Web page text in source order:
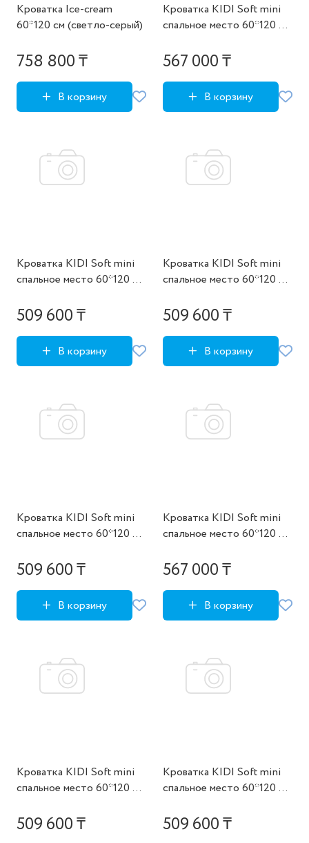
Кроватка Ice-cream
60*120 см (светло-серый)
758 800 ₸
В корзину
Кроватка KIDI Soft mini
cпальное место 60*120 см
567 000 ₸
В корзину
Кроватка KIDI Soft mini
cпальное место 60*120 см
509 600 ₸
В корзину
Кроватка KIDI Soft mini
cпальное место 60*120 см
509 600 ₸
В корзину
Кроватка KIDI Soft mini
cпальное место 60*120 см
509 600 ₸
В корзину
Кроватка KIDI Soft mini
cпальное место 60*120 см
567 000 ₸
В корзину
Кроватка KIDI Soft mini
cпальное место 60*120 см
509 600 ₸
Кроватка KIDI Soft mini
cпальное место 60*120 см
509 600 ₸